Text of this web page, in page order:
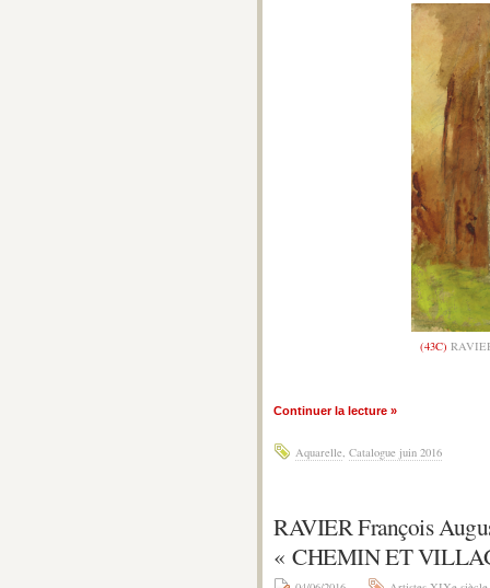
(43C)
Continuer la lecture »
Aquarelle, Catalogue juin 2016
RAVIER François
« CHEMIN ET